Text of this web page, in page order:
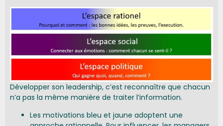
Développer son leadership, c’est reconnaître que chacun
n’a pas la même manière de traiter l’information.
Les motivations bleu et jaune adoptent une